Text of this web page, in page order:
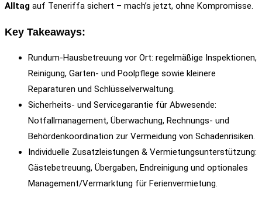
Alltag auf Teneriffa sichert – mach’s jetzt, ohne Kompromisse.
Key Takeaways:
Rundum-Hausbetreuung vor Ort: regelmäßige Inspektionen,
Reinigung, Garten‑ und Poolpflege sowie kleinere
Reparaturen und Schlüsselverwaltung.
Sicherheits- und Servicegarantie für Abwesende:
Notfallmanagement, Überwachung, Rechnungs- und
Behördenkoordination zur Vermeidung von Schadenrisiken.
Individuelle Zusatzleistungen & Vermietungsunterstützung:
Gästebetreuung, Übergaben, Endreinigung und optionales
Management/Vermarktung für Ferienvermietung.